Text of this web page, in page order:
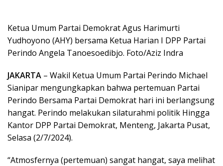
Ketua Umum Partai Demokrat Agus Harimurti
Yudhoyono (AHY) bersama Ketua Harian I DPP Partai
Perindo Angela Tanoesoedibjo. Foto/Aziz Indra
JAKARTA – Wakil Ketua Umum Partai Perindo Michael
Sianipar mengungkapkan bahwa pertemuan Partai
Perindo Bersama Partai Demokrat hari ini berlangsung
hangat. Perindo melakukan silaturahmi politik Hingga
Kantor DPP Partai Demokrat, Menteng, Jakarta Pusat,
Selasa (2/7/2024).
“Atmosfernya (pertemuan) sangat hangat, saya melihat